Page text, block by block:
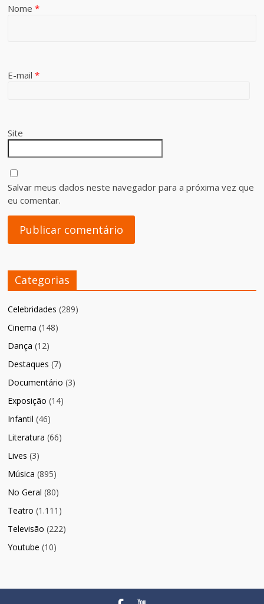
Nome*
E-mail*
Site
Salvar meus dados neste navegador para a próxima vez que
eu comentar.
Categorias
Celebridades (289)
Cinema (148)
Dança (12)
Destaques (7)
Documentário (3)
Exposição (14)
Infantil (46)
Literatura (66)
Lives (3)
Música (895)
No Geral (80)
Teatro (1.111)
Televisão (222)
Youtube (10)